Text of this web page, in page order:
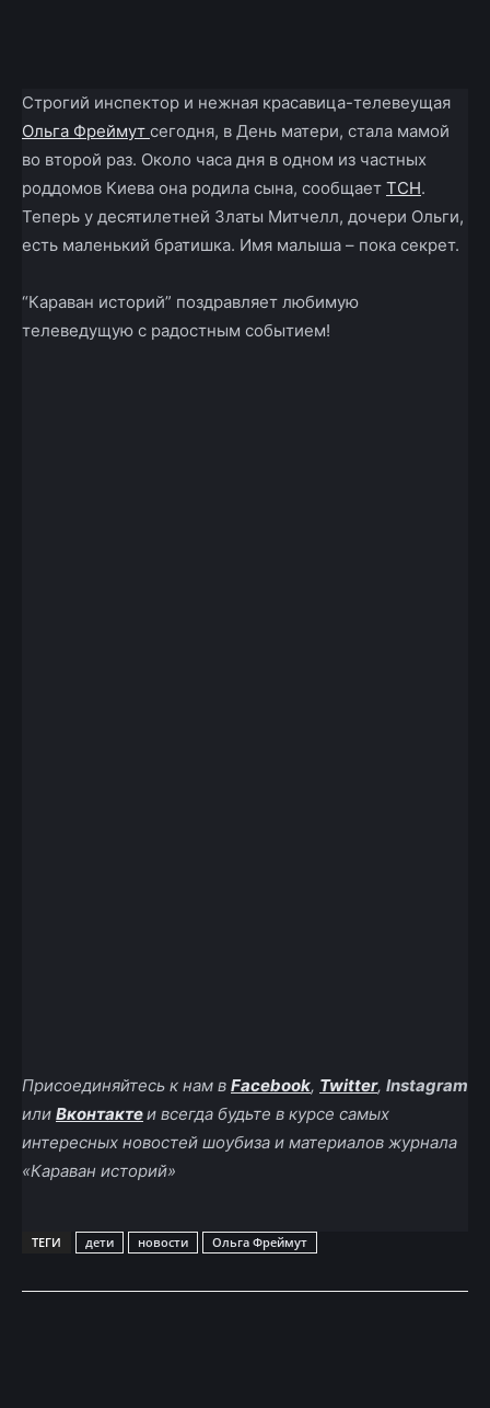
Строгий инспектор и нежная красавица-телевеущая
Ольга Фреймут сегодня, в День матери, стала мамой
во второй раз. Около часа дня в одном из частных
роддомов Киева она родила сына, сообщает ТСН.
Теперь у десятилетней Златы Митчелл, дочери Ольги,
есть маленький братишка. Имя малыша – пока секрет.
“Караван историй” поздравляет любимую
телеведущую с радостным событием!
Присоединяйтесь к нам в Facebook, Twitter, Instagram
или Вконтактеи всегда будьте в курсе самых
интересных новостей шоубиза и материалов журнала
«Караван историй»
ТЕГИ дети новости Ольга Фреймут